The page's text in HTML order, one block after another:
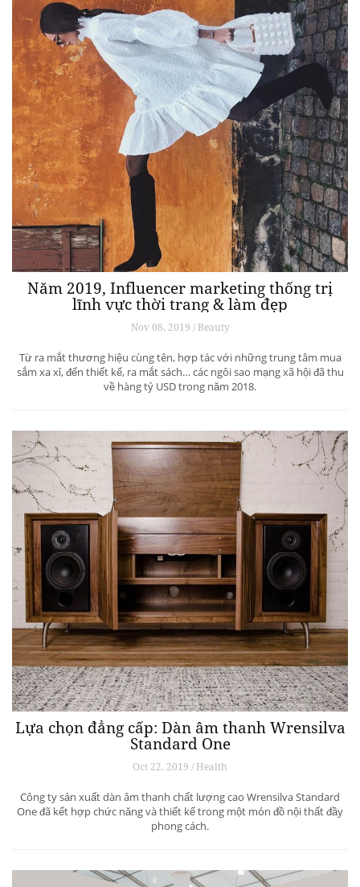
Năm 2019, Influencer marketing thống trị
lĩnh vực thời trang & làm đẹp
Nov 08, 2019 / Beauty
Từ ra mắt thương hiệu cùng tên, hợp tác với những trung tâm mua
sắm xa xỉ, đến thiết kế, ra mắt sách… các ngôi sao mạng xã hội đã thu
về hàng tỷ USD trong năm 2018.
Lựa chọn đẳng cấp: Dàn âm thanh Wrensilva
Standard One
Oct 22, 2019 / Health
Công ty sản xuất dàn âm thanh chất lượng cao Wrensilva Standard
One đã kết hợp chức năng và thiết kế trong một món đồ nội thất đầy
phong cách.